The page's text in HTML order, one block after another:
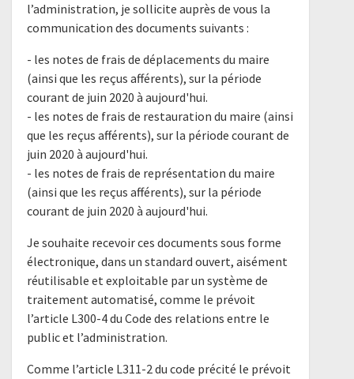
l’administration, je sollicite auprès de vous la
communication des documents suivants :
- les notes de frais de déplacements du maire
(ainsi que les reçus afférents), sur la période
courant de juin 2020 à aujourd'hui.
- les notes de frais de restauration du maire (ainsi
que les reçus afférents), sur la période courant de
juin 2020 à aujourd'hui.
- les notes de frais de représentation du maire
(ainsi que les reçus afférents), sur la période
courant de juin 2020 à aujourd'hui.
Je souhaite recevoir ces documents sous forme
électronique, dans un standard ouvert, aisément
réutilisable et exploitable par un système de
traitement automatisé, comme le prévoit
l’article L300-4 du Code des relations entre le
public et l’administration.
Comme l’article L311-2 du code précité le prévoit